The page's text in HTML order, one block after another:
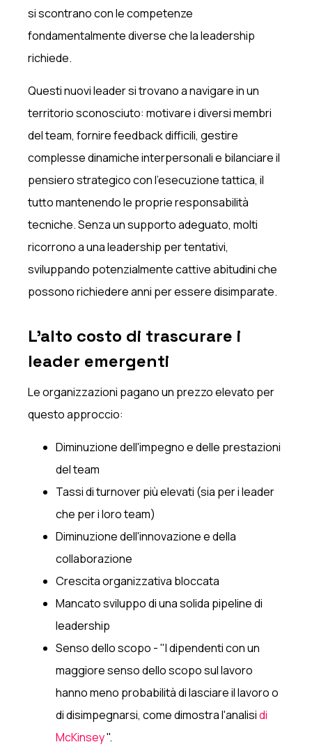
si scontrano con le competenze
fondamentalmente diverse che la leadership
richiede.
Questi nuovi leader si trovano a navigare in un
territorio sconosciuto: motivare i diversi membri
del team, fornire feedback difficili, gestire
complesse dinamiche interpersonali e bilanciare il
pensiero strategico con l'esecuzione tattica, il
tutto mantenendo le proprie responsabilità
tecniche. Senza un supporto adeguato, molti
ricorrono a una leadership per tentativi,
sviluppando potenzialmente cattive abitudini che
possono richiedere anni per essere disimparate.
L'alto costo di trascurare i
leader emergenti
Le organizzazioni pagano un prezzo elevato per
questo approccio:
Diminuzione dell'impegno e delle prestazioni
del team
Tassi di turnover più elevati (sia per i leader
che per i loro team)
Diminuzione dell'innovazione e della
collaborazione
Crescita organizzativa bloccata
Mancato sviluppo di una solida pipeline di
leadership
Senso dello scopo - "I dipendenti con un
maggiore senso dello scopo sul lavoro
hanno meno probabilità di lasciare il lavoro o
di disimpegnarsi, come dimostra l'analisidi
McKinsey".